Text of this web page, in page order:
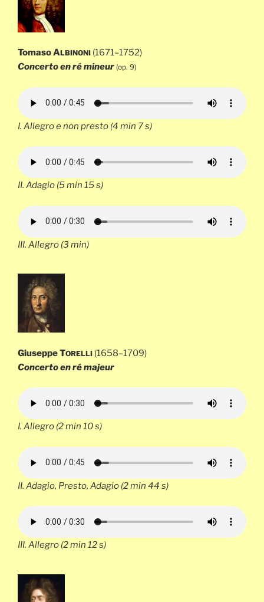
Tomaso ALBINONI (1671–1752)
Concerto en ré mineur (op. 9)
I. Allegro e non presto (4 min 7 s)
II. Adagio (5 min 15 s)
III. Allegro (3 min)
Giuseppe TORELLI (1658–1709)
Concerto en ré majeur
I. Allegro (2 min 10 s)
II. Adagio, Presto, Adagio (2 min 44 s)
III. Allegro (2 min 12 s)